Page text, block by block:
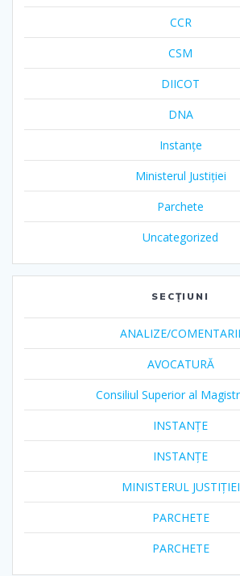
CCR
CSM
DIICOT
DNA
Instanțe
Ministerul Justiției
Parchete
Uncategorized
SECȚIUNI
ANALIZE/COMENTARII
AVOCATURĂ
Consiliul Superior al
INSTANȚE
INSTANȚE
MINISTERUL JUSTIȚIEI
PARCHETE
PARCHETE